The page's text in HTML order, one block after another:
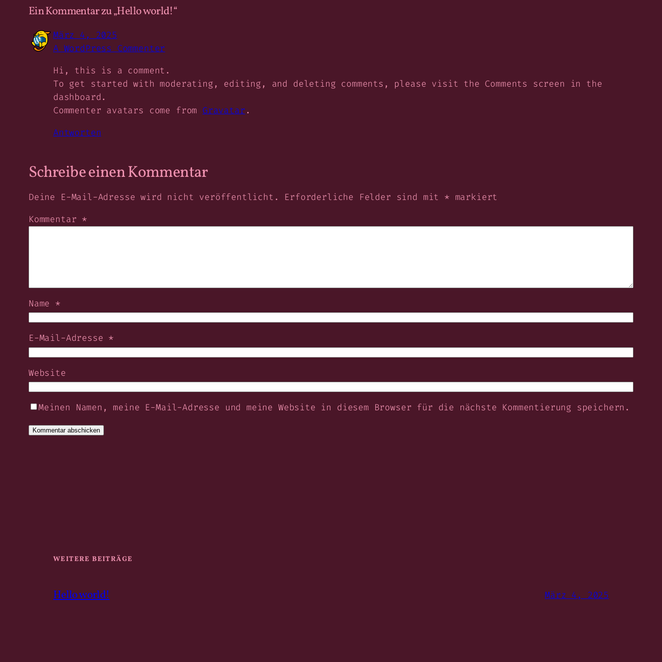
Ein Kommentar zu „Hello world!“
März 4, 2025
A WordPress Commenter
Hi, this is a comment.
To get started with moderating, editing, and deleting comments, please visit the Comments screen in the
dashboard.
Commenter avatars come from Gravatar .
Antworten
Schreibe einen Kommentar
Deine E-Mail-Adresse wird nicht veröffentlicht. Erforderliche Felder sind mit * markiert
Kommentar *
Name *
E-Mail-Adresse *
Website
Meinen Namen, meine E-Mail-Adresse und meine Website in diesem Browser für die nächste Kommentierung speichern.
WEITERE BEITRÄGE
Hello world! März 4, 2025